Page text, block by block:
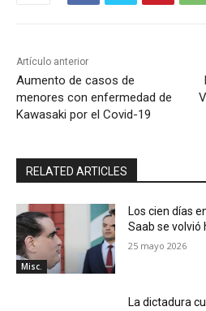
Artículo anterior
Aumento de casos de
menores con enfermedad de
Kawasaki por el Covid-19
RELATED ARTICLES
Misc.
Los cien días
Saab se volvió
25 mayo 2026
La dictadura